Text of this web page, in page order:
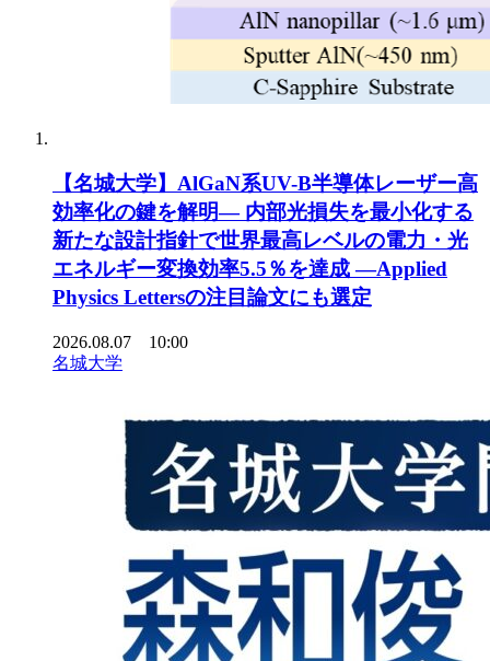
【名城大学】AlGaN系UV-B半導体レーザー高
効率化の鍵を解明― 内部光損失を最小化する
新たな設計指針で世界最高レベルの電力・光
エネルギー変換効率5.5％を達成 ―Applied
Physics Lettersの注目論文にも選定
2026.08.07 10:00
名城大学